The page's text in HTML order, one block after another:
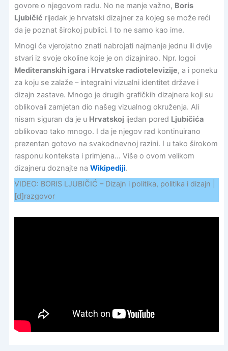
govore o njegovom radu. No ne manje važno, Boris
Ljubičić rijedak je hrvatski dizajner za kojeg se može reći
da je poznat širokoj publici. I to ne samo kao ime.
Mnogi će vjerojatno znati nabrojati najmanje jednu ili dvije
stvari iz svoje okoline koje je on dizajnirao. Npr. logoi
Mediteranskih igarai Hrvatske radiotelevizije, a i poneku
za koju se zalaže – integralni vizualni identitet države i
dizajn zastave. Mnogo je drugih grafičkih dizajnera koji su
oblikovali zamjetan dio našeg vizualnog okruženja. Ali
nisam siguran da je u Hrvatskoj ijedan pored Ljubičića
oblikovao tako mnogo. I da je njegov rad kontinuirano
prezentan gotovo na svakodnevnoj razini. I u tako širokom
rasponu konteksta i primjena… Više o ovom velikom
dizajneru doznajte na Wikipediji.
VIDEO: BORIS LJUBIČIĆ – Dizajn i politika, politika i dizajn |
[d]razgovor